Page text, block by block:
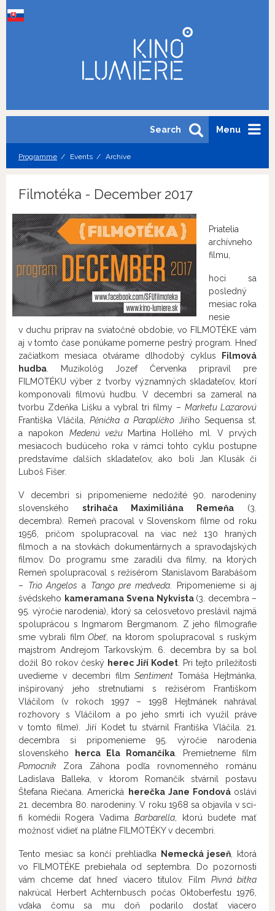
Menu
Search
Programme Events Archive
Filmotéka - December 2017
Priatelia
archívneho
filmu,
hoci sa
posledný
mesiac roka
nesie
v duchu príprav na sviatočné obdobie, vo FILMOTÉKE vám
aj v tomto čase ponúkame pomerne pestrý program. Hneď
začiatkom mesiaca otvárame dlhodobý cyklus
Filmová
hudba . Muzikológ Jozef Červenka pripravil pre
FILMOTÉKU výber z tvorby významných skladateľov, ktorí
komponovali filmovú hudbu. V decembri sa zameral na
tvorbu Zdeňka Lišku a vybral tri filmy – Marketu Lazarovú
Františka Vláčila,Pěnička a Paraplíčko Jiřího Sequensa st.
a napokon Medenú vežu
Martina Hollého ml. V prvých
mesiacoch budúceho roka v rámci tohto cyklu postupne
predstavíme ďalších skladateľov, ako boli Jan Klusák či
Luboš Fišer.
V decembri si pripomenieme nedožité 90. narodeniny
slovenského strihača Maximiliána Remeňa (3.
decembra). Remeň pracoval v Slovenskom filme od roku
1956, pričom spolupracoval na viac než 130 hraných
filmoch a na stovkách dokumentárnych a spravodajských
filmov. Do programu sme zaradili dva filmy, na ktorých
Remeň spolupracoval s režisérom Stanislavom Barabášom
– Trio Angelosa Tango pre medveďa . Pripomenieme si aj
švédskeho kameramana Svena Nykvista (3. decembra –
95. výročie narodenia), ktorý sa celosvetovo preslávil najmä
spoluprácou s Ingmarom Bergmanom. Z jeho filmografie
sme vybrali film Obeť, na ktorom spolupracoval s ruským
majstrom Andrejom Tarkovským. 6. decembra by sa bol
dožil 80 rokov český herec Jiří Kodet . Pri tejto príležitosti
uvedieme v decembri filmSentiment Tomáša Hejtmánka,
inšpirovaný jeho stretnutiami s režisérom Františkom
Vláčilom (v rokoch 1997 – 1998 Hejtmánek nahrával
rozhovory s Vláčilom a po jeho smrti ich využil práve
v tomto filme). Jiří Kodet tu stvárnil Františka Vláčila. 21.
decembra si pripomenieme 95. výročie narodenia
slovenského
herca Ela Romančíka . Premietneme film
Pomocník Zora Záhona podľa rovnomenného románu
Ladislava Balleka, v ktorom Romančík stvárnil postavu
Štefana Riečana. Americká
herečka Jane Fondová oslávi
21. decembra 80. narodeniny. V roku 1968 sa objavila v sci-
fi komédii Rogera Vadima Barbarella, ktorú budete mať
možnosť vidieť na plátne FILMOTÉKY v decembri.
Tento mesiac sa končí prehliadka Nemecká jeseň , ktorá
vo FILMOTÉKE prebiehala od septembra. Do pozornosti
vám chceme dať hneď viacero titulov. Film Pivná bitka
nakrúcal Herbert Achternbusch počas Oktoberfestu 1976,
vďaka čomu sa mu doň podarilo dostať viacero